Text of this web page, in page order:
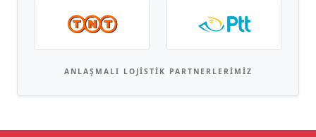
ANLAŞMALI LOJISTIK PARTNERLERIMIZ